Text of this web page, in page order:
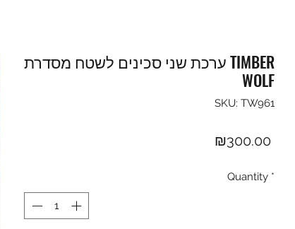
ערכת שני סכינים לשטח מסדרת TIMBER
WOLF
SKU: TW961
₪300.00Price
Quantity *